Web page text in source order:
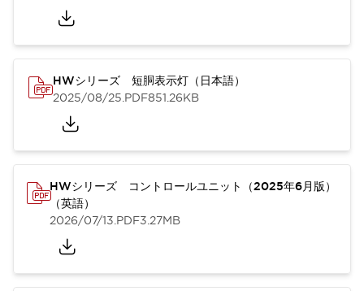
HWシリーズ 短胴表示灯（日本語）
2025/08/25.PDF851.26KB
HWシリーズ コントロールユニット（2025年6月版）
（英語）
2026/07/13.PDF3.27MB